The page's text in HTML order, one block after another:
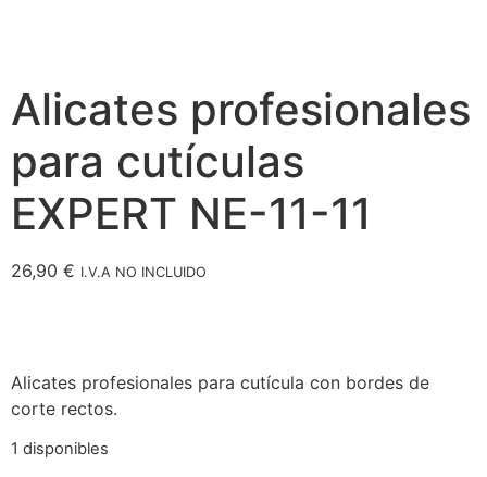
Alicates profesionales
para cutículas
EXPERT NE-11-11
26,90 € I.V.A NO INCLUIDO
Alicates profesionales para cutícula con bordes de
corte rectos.
1 disponibles